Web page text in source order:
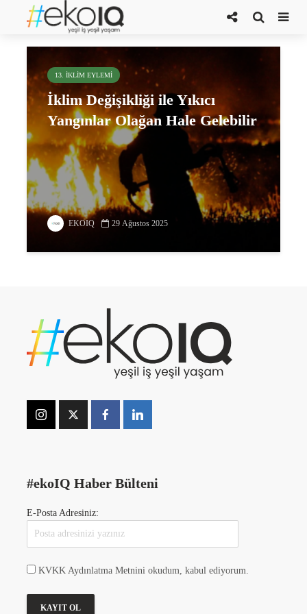
Theodore Keeping
13. İKLIM EYLEMI
İklim Değişikliği ile Yıkıcı
Yangınlar Olağan Hale Gelebilir
EKOIQ 29 Ağustos 2025
#ekoIQ Haber Bülteni
E-Posta Adresiniz:
KVKK Aydınlatma Metnini okudum, kabul ediyorum.